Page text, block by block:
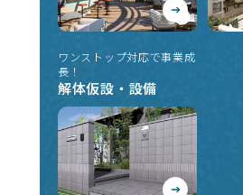
ワンストップ対応で事業成
長！
解体仮設・設備